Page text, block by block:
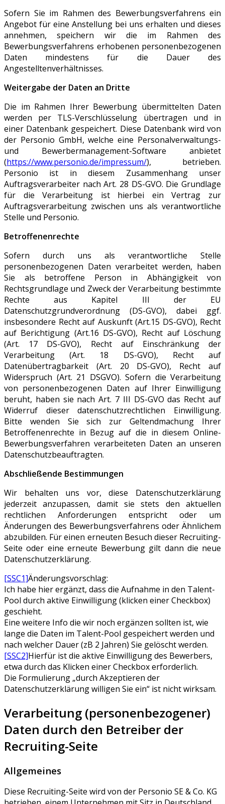
Sofern Sie im Rahmen des Bewerbungsverfahrens ein
Angebot für eine Anstellung bei uns erhalten und dieses
annehmen, speichern wir die im Rahmen des
Bewerbungsverfahrens erhobenen personenbezogenen
Daten mindestens für die Dauer des
Angestelltenverhältnisses.
Weitergabe der Daten an Dritte
Die im Rahmen Ihrer Bewerbung übermittelten Daten
werden per TLS-Verschlüsselung übertragen und in
einer Datenbank gespeichert. Diese Datenbank wird von
der Personio GmbH, welche eine Personalverwaltungs-
und Bewerbermanagement-Software anbietet
(https://www.personio.de/impressum/), betrieben.
Personio ist in diesem Zusammenhang unser
Auftragsverarbeiter nach Art. 28 DS-GVO. Die Grundlage
für die Verarbeitung ist hierbei ein Vertrag zur
Auftragsverarbeitung zwischen uns als verantwortliche
Stelle und Personio.
Betroffenenrechte
Sofern durch uns als verantwortliche Stelle
personenbezogenen Daten verarbeitet werden, haben
Sie als betroffene Person in Abhängigkeit von
Rechtsgrundlage und Zweck der Verarbeitung bestimmte
Rechte aus Kapitel III der EU
Datenschutzgrundverordnung (DS-GVO), dabei ggf.
insbesondere Recht auf Auskunft (Art.15 DS-GVO), Recht
auf Berichtigung (Art.16 DS-GVO), Recht auf Löschung
(Art. 17 DS-GVO), Recht auf Einschränkung der
Verarbeitung (Art. 18 DS-GVO), Recht auf
Datenübertragbarkeit (Art. 20 DS-GVO), Recht auf
Widerspruch (Art. 21 DSGVO). Sofern die Verarbeitung
von personenbezogenen Daten auf Ihrer Einwilligung
beruht, haben sie nach Art. 7 III DS-GVO das Recht auf
Widerruf dieser datenschutzrechtlichen Einwilligung.
Bitte wenden Sie sich zur Geltendmachung Ihrer
Betroffenenrechte in Bezug auf die in diesem Online-
Bewerbungsverfahren verarbeiteten Daten an unseren
Datenschutzbeauftragten.
Abschließende Bestimmungen
Wir behalten uns vor, diese Datenschutzerklärung
jederzeit anzupassen, damit sie stets den aktuellen
rechtlichen Anforderungen entspricht oder um
Änderungen des Bewerbungsverfahrens oder Ähnlichem
abzubilden. Für einen erneuten Besuch dieser Recruiting-
Seite oder eine erneute Bewerbung gilt dann die neue
Datenschutzerklärung.
[SSC1]Änderungsvorschlag:
Ich habe hier ergänzt, dass die Aufnahme in den Talent-
Pool durch aktive Einwilligung (klicken einer Checkbox)
geschieht.
Eine weitere Info die wir noch ergänzen sollten ist, wie
lange die Daten im Talent-Pool gespeichert werden und
nach welcher Dauer (zB 2 Jahren) Sie gelöscht werden.
[SSC2]Hierfür ist die aktive Einwilligung des Bewerbers,
etwa durch das Klicken einer Checkbox erforderlich.
Die Formulierung „durch Akzeptieren der
Datenschutzerklärung willigen Sie ein“ ist nicht wirksam.
Verarbeitung (personenbezogener)
Daten durch den Betreiber der
Recruiting-Seite
Allgemeines
Diese Recruiting-Seite wird von der Personio SE & Co. KG